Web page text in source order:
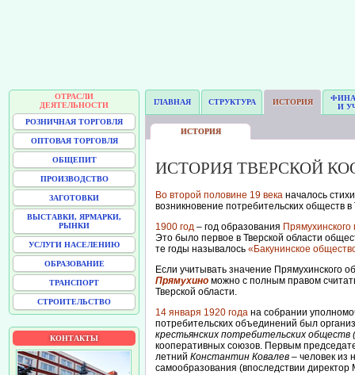
ОТРАСЛИ
ДЕЯТЕЛЬНОСТИ
РОЗНИЧНАЯ ТОРГОВЛЯ
ОПТОВАЯ ТОРГОВЛЯ
ОБЩЕПИТ
ПРОИЗВОДСТВО
ЗАГОТОВКИ
ВЫСТАВКИ, ЯРМАРКИ,
РЫНКИ
УСЛУГИ НАСЕЛЕНИЮ
ОБРАЗОВАНИЕ
ТРАНСПОРТ
СТРОИТЕЛЬСТВО
КОНТАКТЫ
ГЛАВНАЯ СТРУКТУРА ИСТОРИЯ
И
ИСТОРИЯ
ИСТОРИЯ ТВЕРСКОЙ
Во второй половине 19 века началось
возникновение потребительских обществ в
1900 год – год образования
Это было первое в Тверской области
те годы называлось «Бакунинское
Если учитывать значение Прямухинского
Прямухино можно с полным правом
Тверской области.
14 января 1920 года на собрании
потребительских объединений был
крестьянских потребительских обществ (
кооперативных союзов. Первым
летний Константин Ковалев – человек из
самообразования (впоследствии директор